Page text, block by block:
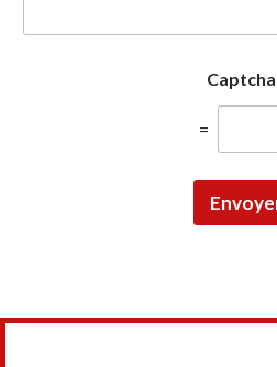
Captcha
=